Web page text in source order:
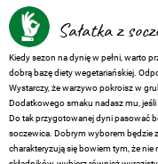
Sałatka z
Kiedy sezon na dynię w pełni, warto
dobrą bazę diety wegetariańskiej.
Wystarczy, że warzywo pokroisz w
Dodatkowego smaku nadasz mu,
Do tak przygotowanej dyni pasować
soczewica. Dobrym wyborem będzie
charakteryzują się bowiem tym, że